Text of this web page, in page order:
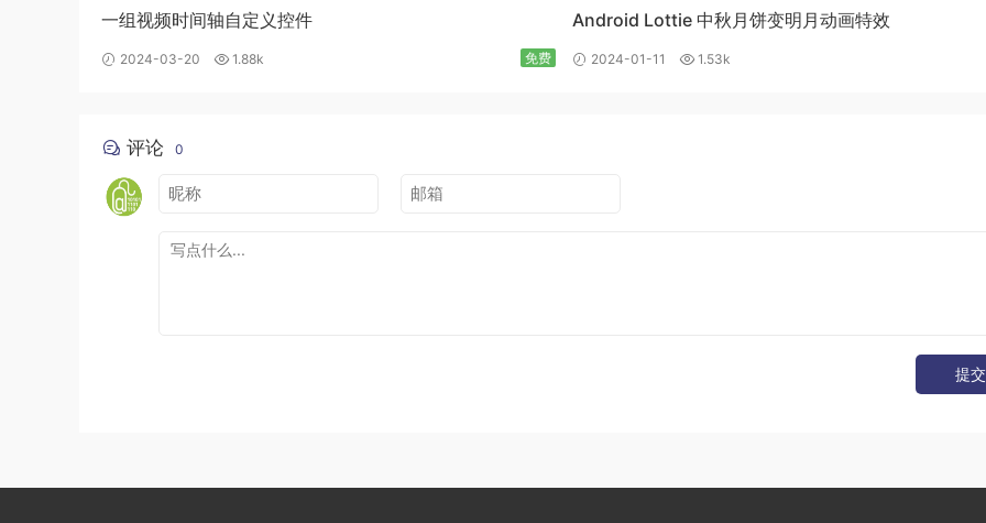
一组视频时间轴自定义控件
2024-03-20 1.88k 免费
Android Lottie 中秋月饼变明月动画特效
2024-01-11 1.53k
评论 0
提交